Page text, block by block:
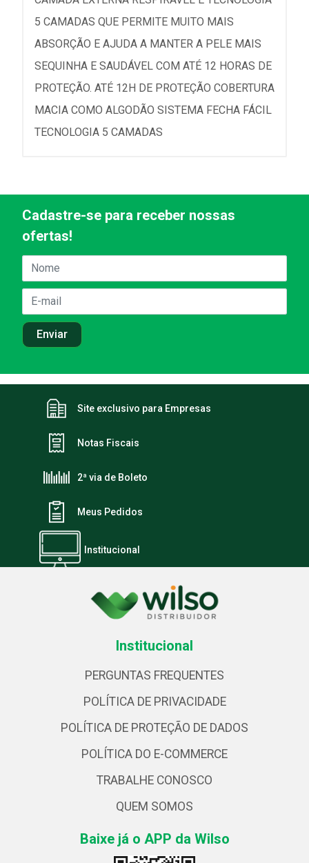
5 CAMADAS QUE PERMITE MUITO MAIS
ABSORÇÃO E AJUDA A MANTER A PELE MAIS
SEQUINHA E SAUDÁVEL COM ATÉ 12 HORAS DE
PROTEÇÃO. ATÉ 12H DE PROTEÇÃO COBERTURA
MACIA COMO ALGODÃO SISTEMA FECHA FÁCIL
TECNOLOGIA 5 CAMADAS
Cadastre-se para receber nossas
ofertas!
Site exclusivo para Empresas
Notas Fiscais
2ª via de Boleto
Meus Pedidos
Institucional
Institucional
PERGUNTAS FREQUENTES
POLÍTICA DE PRIVACIDADE
POLÍTICA DE PROTEÇÃO DE DADOS
POLÍTICA DO E-COMMERCE
TRABALHE CONOSCO
QUEM SOMOS
Baixe já o APP da Wilso